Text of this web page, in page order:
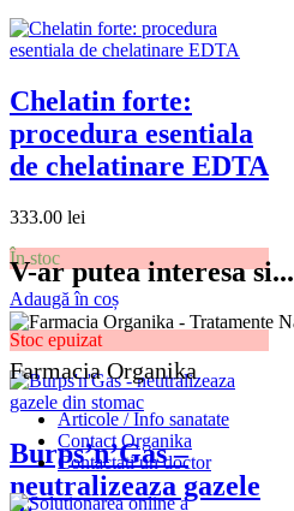
Chelatin forte:
procedura esentiala
de chelatinare EDTA
333.00 lei
În stoc
Adaugă în coș
Stoc epuizat
Burps’n’Gas –
neutralizeaza gazele
V-ar putea interesa si...
Farmacia Organika
Articole / Info sanatate
Contact Organika
Contactati un doctor